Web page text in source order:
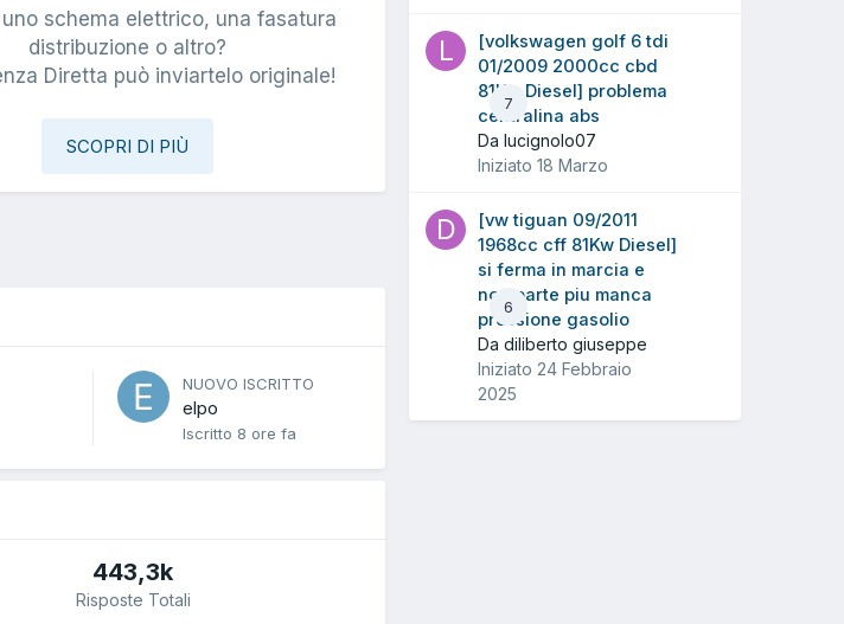
schema elettrico, una fasatura
distribuzione o altro?
Diretta può inviartelo originale!
SCOPRI DI PIÙ
NUOVO ISCRITTO
elpo
Iscritto 8 ore fa
443,3k
Risposte Totali
7
[volkswagen golf 6 tdi
01/2009 2000cc cbd
81Kw Diesel] problema
centralina abs
Da lucignolo07
Iniziato 18 Marzo
6
[vw tiguan 09/2011
1968cc cff 81Kw Diesel]
si ferma in marcia e
non parte piu manca
pressione gasolio
Da diliberto giuseppe
Iniziato 24 Febbraio
2025